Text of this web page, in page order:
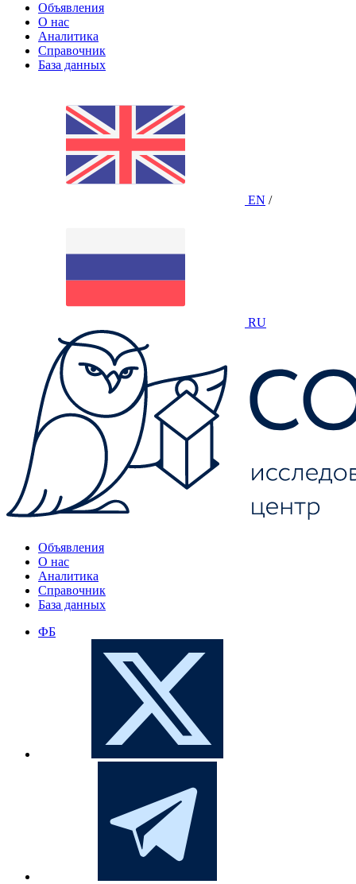
Объявления
О нас
Аналитика
Справочник
База данных
EN /
RU
Объявления
О нас
Аналитика
Справочник
База данных
ФБ